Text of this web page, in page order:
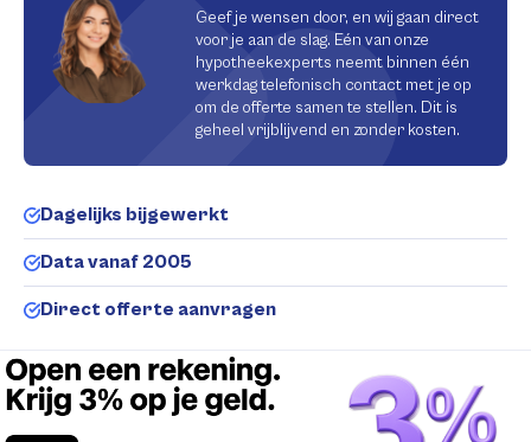
Geef je wensen door, en wij gaan direct
voor je aan de slag. Eén van onze
hypotheekexperts neemt binnen één
werkdag telefonisch contact met je op
om de offerte samen te stellen. Dit is
geheel vrijblijvend en zonder kosten.
Dagelijks bijgewerkt
Data vanaf 2005
Direct offerte aanvragen